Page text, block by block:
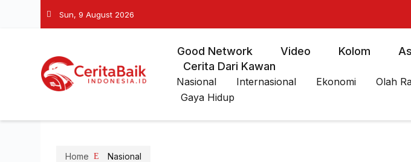
Sun, 9 August 2026
Good Network Video Kolom
Cerita Dari Kawan
Nasional Internasional Ekonomi Olah
Gaya Hidup
Home Nasional